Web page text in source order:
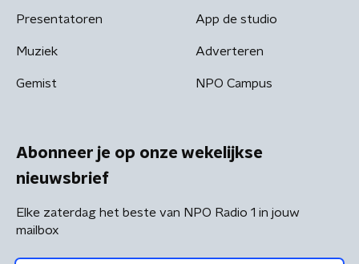
Presentatoren
Muziek
Gemist
App de studio
Adverteren
NPO Campus
Abonneer je op onze wekelijkse
nieuwsbrief
Elke zaterdag het beste van NPO Radio 1 in jouw
mailbox